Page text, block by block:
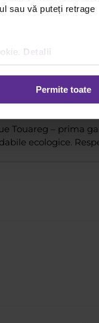
sau vă puteți retrage
Detalii
Permite toate
ecologice
Popa | 8 octombrie |
dosare,ecologie
Touareg – prima
ecologice.